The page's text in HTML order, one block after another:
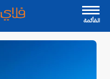
القأئمة